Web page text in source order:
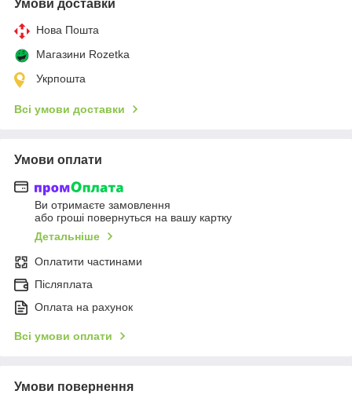
Умови доставки
Нова Пошта
Магазини Rozetka
Укрпошта
Всі умови доставки
Умови оплати
Ви отримаєте замовлення
або гроші повернуться на вашу картку
Детальніше
Оплатити частинами
Післяплата
Оплата на рахунок
Всі умови оплати
Умови повернення